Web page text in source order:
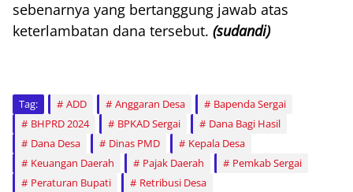
sebenarnya yang bertanggung jawab atas
keterlambatan dana tersebut. (sudandi)
Tag: ADD Anggaran Desa
Bapenda Sergai
BHPRD 2024
BPKAD Sergai
Dana Bagi Hasil
Dana Desa
Dinas PMD
Kepala Desa
Keuangan Daerah
Pajak Daerah
Pemkab Sergai
Peraturan Bupati
Retribusi Desa